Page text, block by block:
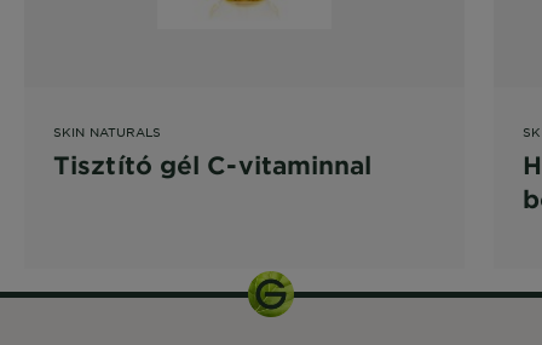
SKIN NATURALS
Tisztító gél C-vitaminnal